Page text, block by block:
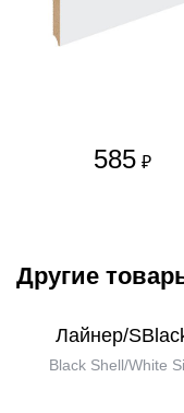
585 ₽
Другие
Лайнер/
Black Shell/White